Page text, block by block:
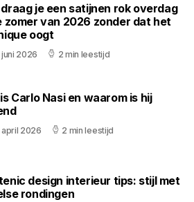
draag je een satijnen rok overdag
zomer van 2026 zonder dat het
oogt
2026 2 min leestijd
Carlo Nasi en waarom is hij
april 2026 2 min leestijd
design interieur tips: stijl met
rondingen